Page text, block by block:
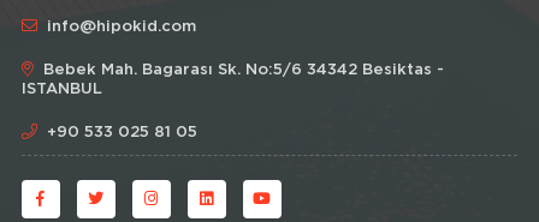
info@hipokid.com
Bebek Mah. Bagarası Sk. No:5/6 34342 Besiktas -
ISTANBUL
+90 533 025 81 05